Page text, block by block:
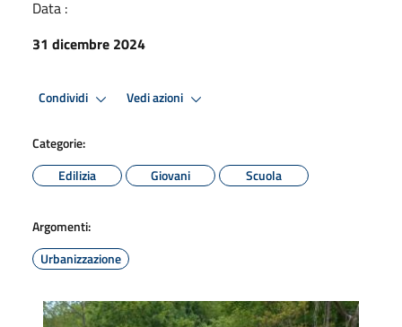
Data :
31 dicembre 2024
Condividi Vedi azioni
Categorie:
Edilizia
Giovani Scuola
Argomenti:
Urbanizzazione